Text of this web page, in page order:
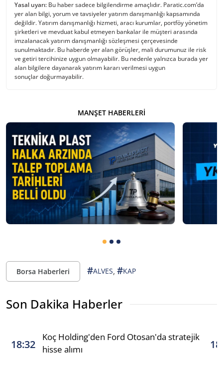
Yasal uyarı: Bu haber sadece bilgilendirme amaçlıdır. Paratic.com’da
yer alan bilgi, yorum ve tavsiyeler yatırım danışmanlığı kapsamında
değildir. Yatırım danışmanlığı hizmeti, aracı kurumlar, portföy yönetim
şirketleri ve mevduat kabul etmeyen bankalar ile müşteri arasında
imzalanacak yatırım danışmanlığı sözleşmesi çerçevesinde
sunulmaktadır. Bu haberde yer alan görüşler, mali durumunuz ile risk
ve getiri tercihinize uygun olmayabilir. Bu nedenle yalnızca burada yer
alan bilgilere dayanarak yatırım kararı verilmesi uygun
sonuçlar doğurmayabilir.
MANŞET HABERLERI
Borsa Haberleri #ALVES, #KAP
Son Dakika Haberler
18:32
Koç Holding'den Ford Otosan'da stratejik
hisse alımı